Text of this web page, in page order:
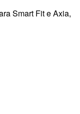
Smart Fit e Axia,